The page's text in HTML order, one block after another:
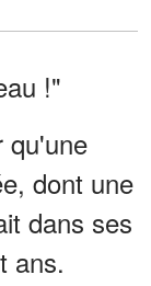
!"
qu'une
dont une
dans ses
ans.